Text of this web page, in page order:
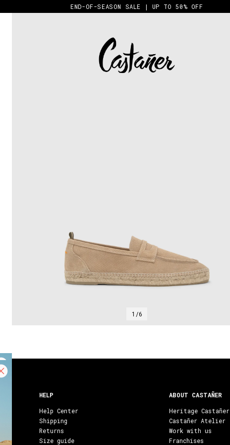
END-OF-SEASON SALE | UP TO 50% OFF
1/6
HELP
Help Center
Shipping
Returns
Size guide
ABOUT CASTAÑER
Heritage Castañer
Castañer Atelier
Work with us
Franchises